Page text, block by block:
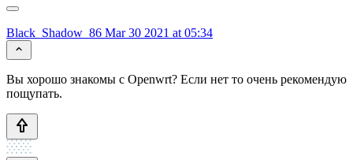
Black_Shadow_86 Mar 30 2021 at 05:34
Вы хорошо знакомы с Openwrt? Если нет то очень рекомендую
пощупать.